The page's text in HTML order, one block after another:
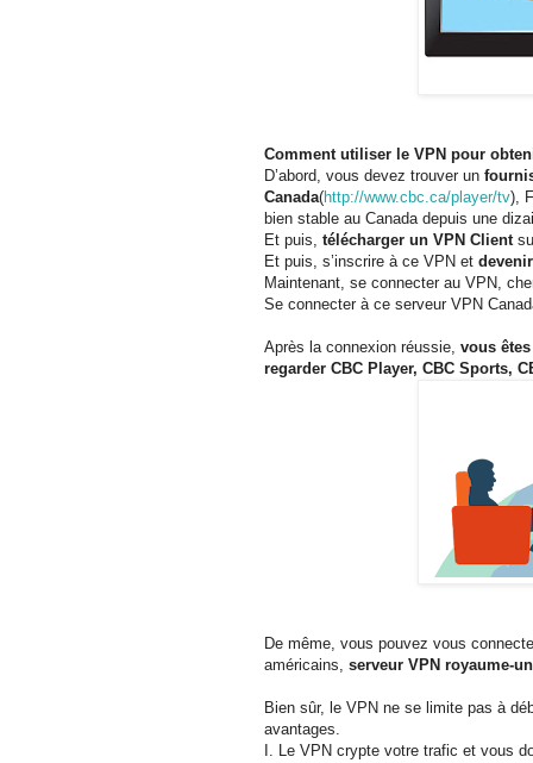
Comment utiliser le VPN pour
D’abord, vous devez trouver un
Canada(http://www.cbc.ca/player/tv) ,
bien stable au Canada depuis une
Et puis, télécharger un VPN Client
Et puis, s’inscrire à ce VPN et
Maintenant, se connecter au VPN,
Se connecter à ce serveur VPN
Après la connexion réussie, vous
regarder CBC Player, CBC Sports,
De même, vous pouvez vous
américains, serveur VPN royaume-
Bien sûr, le VPN ne se limite pas à
avantages.
I. Le VPN crypte votre trafic et vous